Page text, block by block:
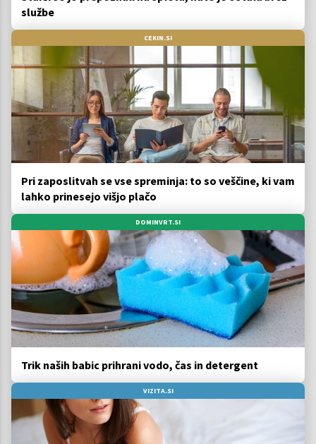
službe
CEKIN.SI
Pri zaposlitvah se vse spreminja: to so veščine, ki vam
lahko prinesejo višjo plačo
DOMINVRT.SI
Trik naših babic prihrani vodo, čas in detergent
VIZITA.SI